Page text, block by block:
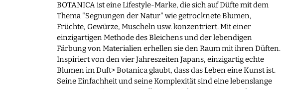
BOTANICA ist eine Lifestyle-Marke, die sich auf Düfte mit dem
Thema "Segnungen der Natur" wie getrocknete Blumen,
Früchte, Gewürze, Muscheln usw. konzentriert. Mit einer
einzigartigen Methode des Bleichens und der lebendigen
Färbung von Materialien erhellen sie den Raum mit ihren Düften.
Inspiriert von den vier Jahreszeiten Japans, einzigartig echte
Blumen im Duft> Botanica glaubt, dass das Leben eine Kunst ist.
Seine Einfachheit und seine Komplexität sind eine lebenslange